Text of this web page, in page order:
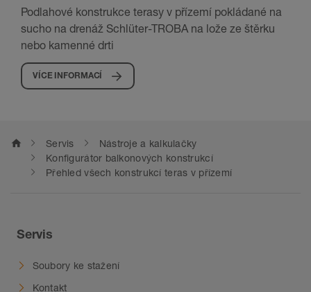
Podlahové konstrukce terasy v přízemí pokládané na
sucho na drenáž Schlüter-TROBA na lože ze štěrku
nebo kamenné drti
VÍCE INFORMACÍ
home Servis
Nástroje a kalkulačky
Konfigurátor balkonových konstrukcí
Přehled všech konstrukcí teras v přízemí
Servis
Soubory ke stažení
Kontakt